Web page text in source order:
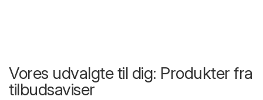
Vores udvalgte til dig: Produkter fra
tilbudsaviser